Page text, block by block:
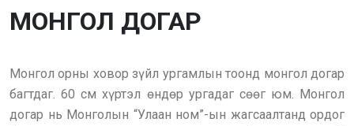
МОНГОЛ ДОГАР
Монгол орны ховор зүйл ургамлын тоонд монгол догар
багтдаг. 60 см хүртэл өндөр ургадаг сөөг юм. Монгол
догар нь Монголын “Улаан ном”-ын жагсаалтанд ордог